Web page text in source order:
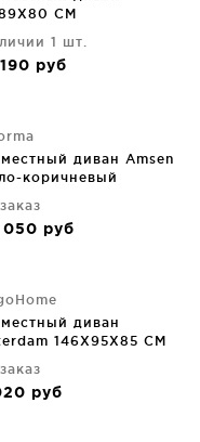
CM
1 шт.
руб
диван Amsen
коричневый
050 руб
диван
146X95X85 CM
руб